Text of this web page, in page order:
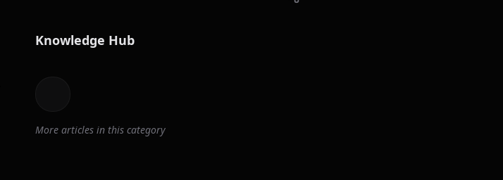
Knowledge Hub
More articles in this category